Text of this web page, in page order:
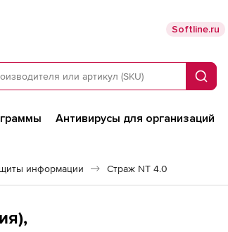
Softline.ru
Поиск
Антивирусы для организаций
информации Страж NT 4.0